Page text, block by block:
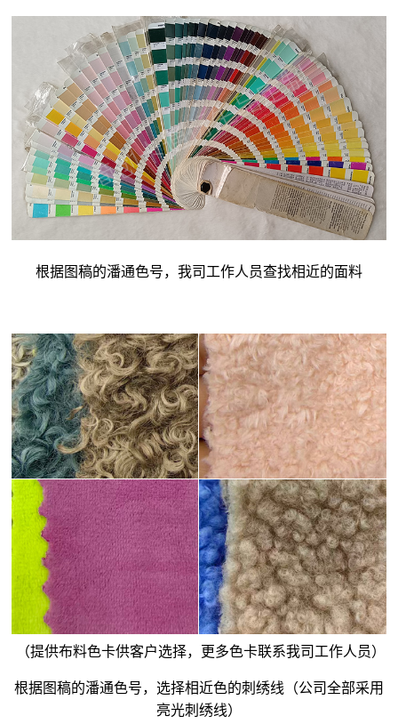
根据图稿的潘通色号，我司工作人员查找相近的面料
（提供布料色卡供客户选择，更多色卡联系我司工作人员）
根据图稿的潘通色号，选择相近色的刺绣线（公司全部采用
亮光刺绣线）